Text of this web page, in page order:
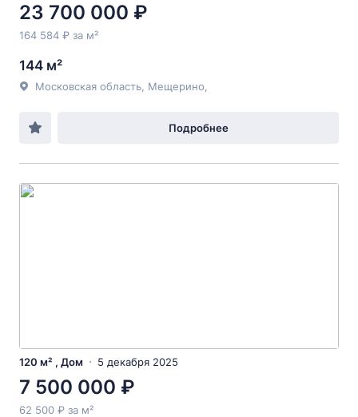
23 700 000 ₽
164 584 ₽ за м²
144 м²
Московская область, Мещерино,
Подробнее
120 м² , Дом 5 декабря 2025
7 500 000 ₽
62 500 ₽ за м²